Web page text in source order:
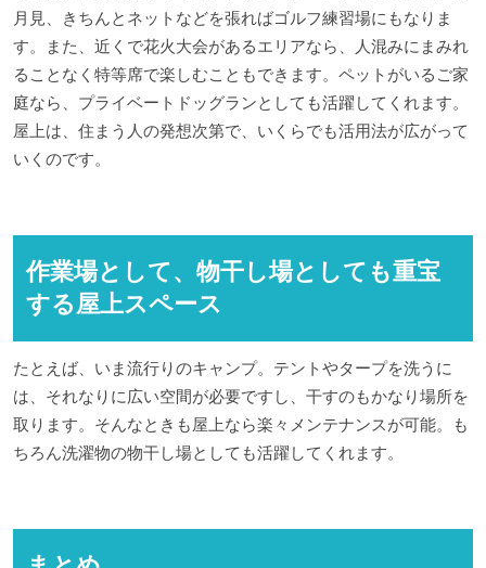
月見、きちんとネットなどを張ればゴルフ練習場にもなりま
す。また、近くで花火大会があるエリアなら、人混みにまみれ
ることなく特等席で楽しむこともできます。ペットがいるご家
庭なら、プライベートドッグランとしても活躍してくれます。
屋上は、住まう人の発想次第で、いくらでも活用法が広がって
いくのです。
作業場として、物干し場としても重宝
する屋上スペース
たとえば、いま流行りのキャンプ。テントやタープを洗うに
は、それなりに広い空間が必要ですし、干すのもかなり場所を
取ります。そんなときも屋上なら楽々メンテナンスが可能。も
ちろん洗濯物の物干し場としても活躍してくれます。